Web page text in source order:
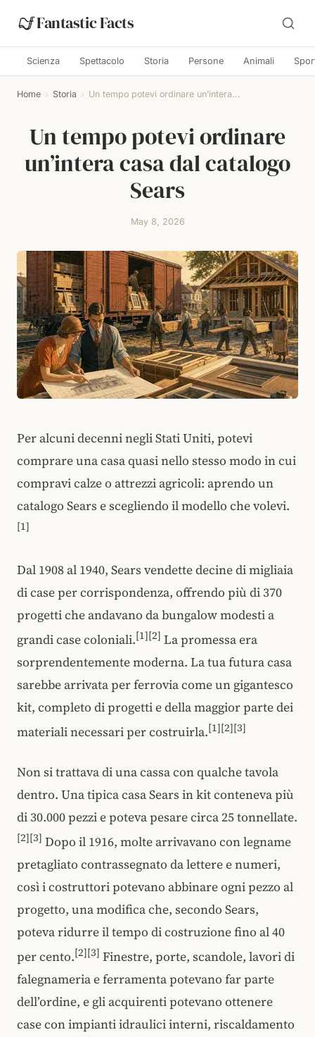
Fantastic Facts
Scienza Spettacolo Storia Persone Animali
Home › Storia › Un tempo potevi ordinare un’intera...
Un tempo potevi ordinare
un’intera casa dal catalogo
Sears
May 8, 2026
Per alcuni decenni negli Stati Uniti, potevi
comprare una casa quasi nello stesso modo in cui
compravi calze o attrezzi agricoli: aprendo un
catalogo Sears e scegliendo il modello che volevi.
[1]
Dal 1908 al 1940, Sears vendette decine di migliaia
di case per corrispondenza, offrendo più di 370
progetti che andavano da bungalow modesti a
grandi case coloniali.[1][2] La promessa era
sorprendentemente moderna. La tua futura casa
sarebbe arrivata per ferrovia come un gigantesco
kit, completo di progetti e della maggior parte dei
materiali necessari per costruirla.[1][2][3]
Non si trattava di una cassa con qualche tavola
dentro. Una tipica casa Sears in kit conteneva più
di 30.000 pezzi e poteva pesare circa 25 tonnellate.
[2][3] Dopo il 1916, molte arrivavano con legname
pretagliato contrassegnato da lettere e numeri,
così i costruttori potevano abbinare ogni pezzo al
progetto, una modifica che, secondo Sears,
poteva ridurre il tempo di costruzione fino al 40
per cento.[2][3] Finestre, porte, scandole, lavori di
falegnameria e ferramenta potevano far parte
dell’ordine, e gli acquirenti potevano ottenere
case con impianti idraulici interni, riscaldamento